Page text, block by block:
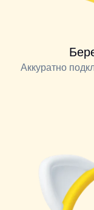
Аккуратно